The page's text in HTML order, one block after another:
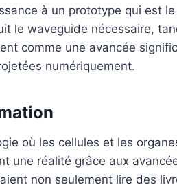
à un prototype qui est
le waveguide nécessaire,
comme une avancée
numériquement.
où les cellules et les
une réalité grâce aux
non seulement lire des